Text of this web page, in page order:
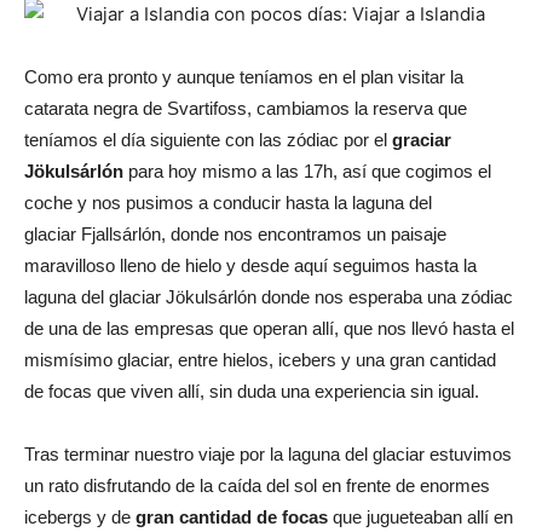
Como era pronto y aunque teníamos en el plan visitar la
catarata negra de Svartifoss, cambiamos la reserva que
teníamos el día siguiente con las zódiac por el graciar
Jökulsárlón para hoy mismo a las 17h, así que cogimos el
coche y nos pusimos a conducir hasta la laguna del
glaciar Fjallsárlón, donde nos encontramos un paisaje
maravilloso lleno de hielo y desde aquí seguimos hasta la
laguna del glaciar Jökulsárlón donde nos esperaba una zódiac
de una de las empresas que operan allí, que nos llevó hasta el
mismísimo glaciar, entre hielos, icebers y una gran cantidad
de focas que viven allí, sin duda una experiencia sin igual.
Tras terminar nuestro viaje por la laguna del glaciar estuvimos
un rato disfrutando de la caída del sol en frente de enormes
icebergs y de gran cantidad de focas que jugueteaban allí en